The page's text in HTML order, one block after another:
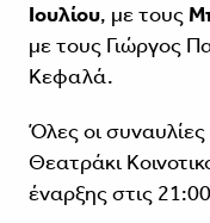
Ιουλίου, με τους
με τους Γιώργος
Κεφαλά.
Όλες οι
Θεατράκι
έναρξης στις